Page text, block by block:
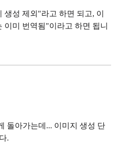
성 제외"라고 하면 되고, 이
미 번역됨"이라고 하면 됩니
돌아가는데... 이미지 생성 단
.